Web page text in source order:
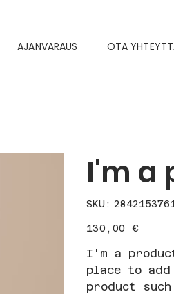
AJANVARAUS OTA
I'm a
SKU:
SKU
Price
130,00 €
I'm a
place to
product